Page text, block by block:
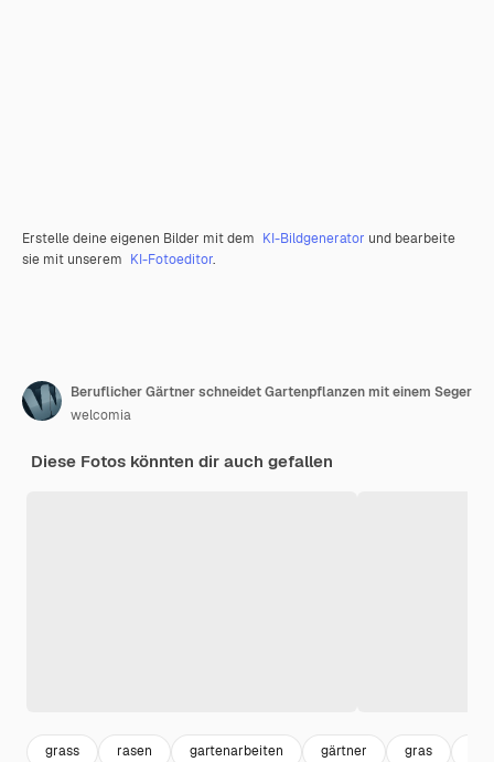
Erstelle deine eigenen Bilder mit dem KI-Bildgenerator und bearbeite
sie mit unserem KI-Fotoeditor.
Beruflicher Gärtner schneidet Gartenpflanzen mit einem Seger
welcomia
Diese Fotos könnten dir auch gefallen
grass rasen gartenarbeiten gärtner gras